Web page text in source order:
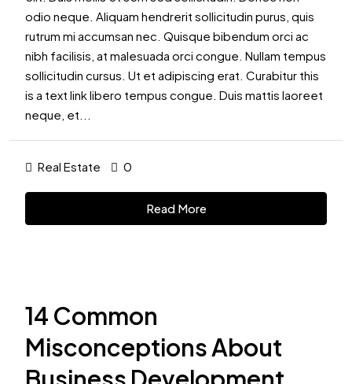
odio neque. Aliquam hendrerit sollicitudin purus, quis
rutrum mi accumsan nec. Quisque bibendum orci ac
nibh facilisis, at malesuada orci congue. Nullam tempus
sollicitudin cursus. Ut et adipiscing erat. Curabitur this
is a text link libero tempus congue. Duis mattis laoreet
neque, et...
Real Estate 0
Read More
14 Common
Misconceptions About